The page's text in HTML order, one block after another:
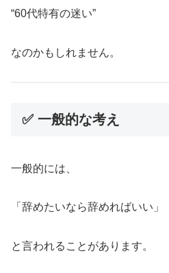
“60代特有の迷い”
なのかもしれません。
✅ 一般的な考え
一般的には、
「辞めたいなら辞めればいい」
と言われることがあります。